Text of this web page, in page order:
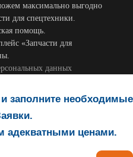
максимально выгодно
для спецтехники.
помощь.
«Запчасти для
данных
заполните необходимые
адекватными ценами.